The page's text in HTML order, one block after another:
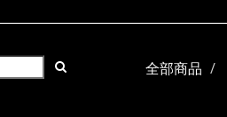
全部商品